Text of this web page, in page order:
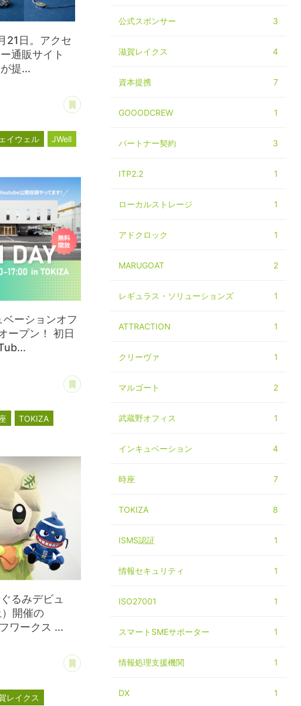
21日。アクセ
通販サイト
提...
あとで読む
イウェル JWell
ーションオフ
ープン！ 初日
あとで読む
TOKIZA
るみデビュ
開催の
ワークス ...
あとで読む
レイクス
公式スポンサー 3
滋賀レイクス 4
資本提携 7
GOOODCREW 1
パートナー契約 3
ITP2.2 1
ローカルストレージ 1
アドクロック 1
MARUGOAT 2
レギュラス・ソリューションズ 1
ATTRACTION 1
クリーヴァ 1
マルゴート 2
武蔵野オフィス 1
インキュベーション 4
時座 7
TOKIZA 8
ISMS認証 1
情報セキュリティ 1
ISO27001 1
スマートSMEサポーター 1
情報処理支援機関 1
DX 1